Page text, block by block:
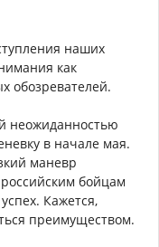
наших
как
обозревателей.
неожиданностью
в начале мая.
маневр
бойцам
Кажется,
преимуществом.